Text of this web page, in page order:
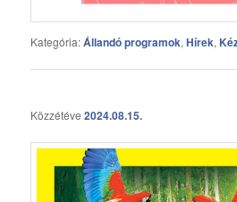
Kategória:Állandó programok,Hírek,
Közzétéve2024.08.15.